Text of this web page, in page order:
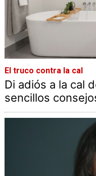
El truco contra la cal
Di adiós a la cal
sencillos